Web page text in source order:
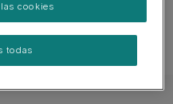
de salud
todas
cookies